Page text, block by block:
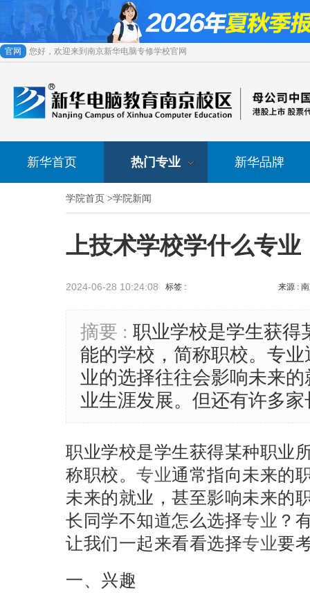
官网 您好，欢迎来到南京新华电脑专修学校官网
新华首页 热门专业 新华品牌
学院首页 >学院新闻
上技术学校学什么专业
2024-06-28 10:24:08 标签 : 来源 :
摘要 : 职业学校是学生获得
能的学校，简称职校。专
业的选择往往会影响未来
业生涯发展。但还有许多
职业学校是学生获得某种职业
称职校。 专业通常指向未来的
未来的就业，甚至影响未来的
长同学不知道怎么选择专业 ？
让我们一起来看看选择专业要
一、兴趣